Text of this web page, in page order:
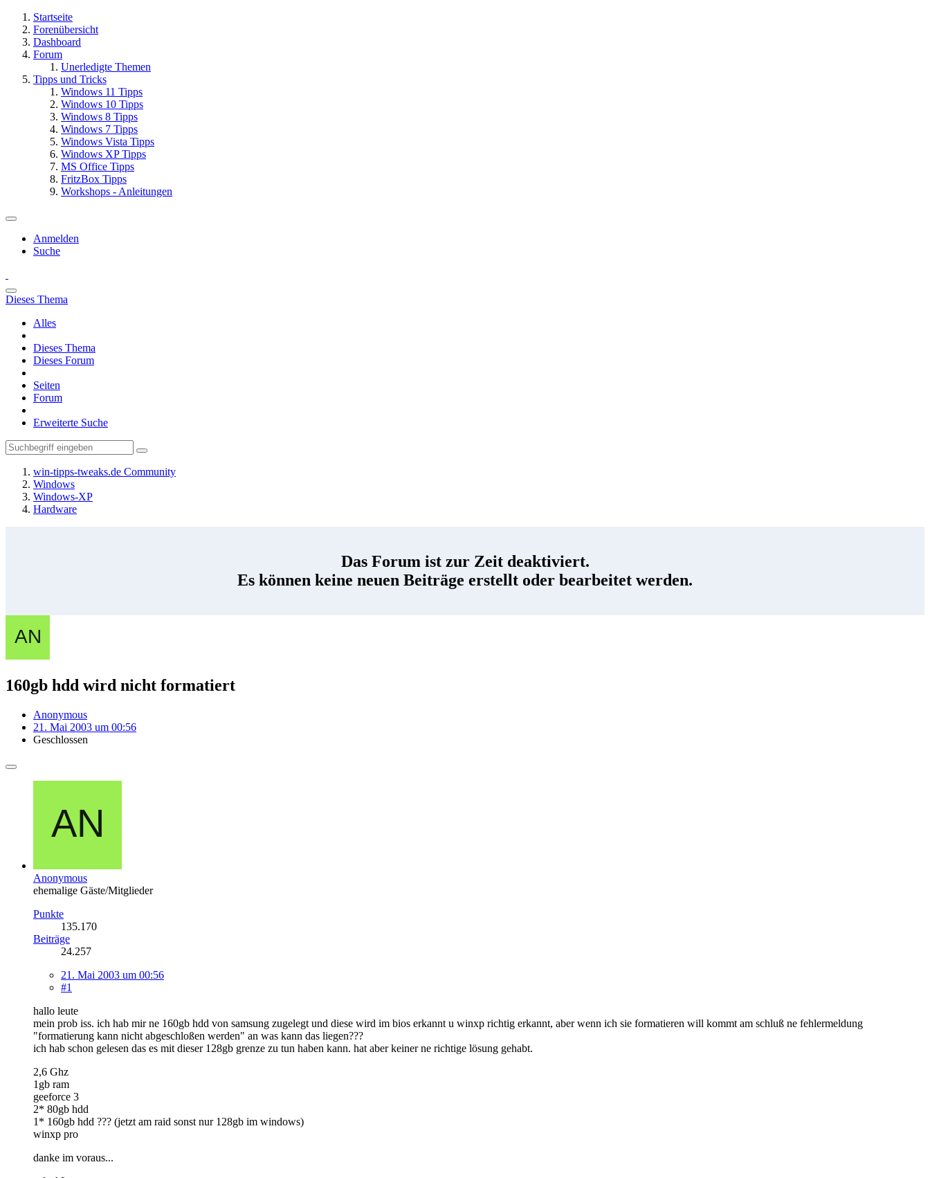
Startseite
Forenübersicht
Dashboard
Forum
Unerledigte Themen
Tipps und Tricks
Windows 11 Tipps
Windows 10 Tipps
Windows 8 Tipps
Windows 7 Tipps
Windows Vista Tipps
Windows XP Tipps
MS Office Tipps
FritzBox Tipps
Workshops - Anleitungen
Anmelden
Suche
Dieses Thema
Alles
Dieses Thema
Dieses Forum
Seiten
Forum
Erweiterte Suche
win-tipps-tweaks.de Community
Windows
Windows-XP
Hardware
Das Forum ist zur Zeit deaktiviert.
Es können keine neuen Beiträge erstellt oder bearbeitet werden.
160gb hdd wird nicht formatiert
Anonymous
21. Mai 2003 um 00:56
Geschlossen
Anonymous
ehemalige Gäste/Mitglieder
Punkte
135.170
Beiträge
24.257
21. Mai 2003 um 00:56
#1
hallo leute
mein prob iss. ich hab mir ne 160gb hdd von samsung zugelegt und diese wird im bios erkannt u winxp richtig erkannt, aber wenn ich sie formatieren will kommt am schluß ne fehlermeldung
"formatierung kann nicht abgeschloßen werden" an was kann das liegen???
ich hab schon gelesen das es mit dieser 128gb grenze zu tun haben kann. hat aber keiner ne richtige lösung gehabt.
2,6 Ghz
1gb ram
geeforce 3
2* 80gb hdd
1* 160gb hdd ??? (jetzt am raid sonst nur 128gb im windows)
winxp pro
danke im voraus...